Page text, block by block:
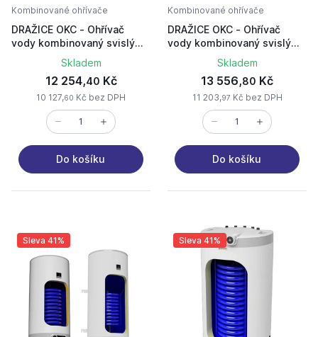
Kombinované ohřívače
DRAŽICE OKC - Ohřívač
vody kombinovaný svislý
125/1m2 1103209101
Skladem
12 254,40 Kč
10 127,60 Kč bez DPH
Do košíku
Kombinované ohřívače
DRAŽICE OKC - Ohřívač
vody kombinovaný svislý
160l/1m2 1106209101
Skladem
13 556,80 Kč
11 203,97 Kč bez DPH
Do košíku
Sleva 41% Sleva 41%